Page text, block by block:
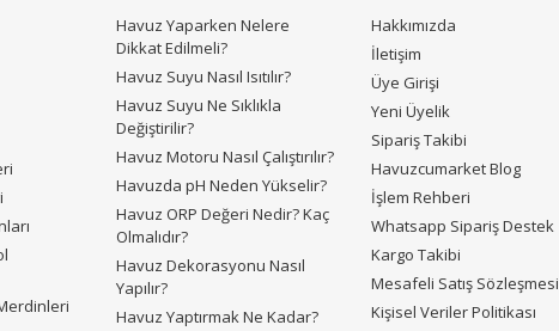
Havuz Yaparken Nelere
Dikkat Edilmeli?
Havuz Suyu Nasıl Isıtılır?
Havuz Suyu Ne Sıklıkla
Değiştirilir?
Havuz Motoru Nasıl Çalıştırılır?
Havuzda pH Neden Yükselir?
Havuz ORP Değeri Nedir? Kaç
Olmalıdır?
Havuz Dekorasyonu Nasıl
Yapılır?
Havuz Yaptırmak Ne Kadar?
Hakkımızda
İletişim
Üye Girişi
Yeni Üyelik
Sipariş Takibi
Havuzcumarket Blog
İşlem Rehberi
Whatsapp Sipariş Destek
Kargo Takibi
Mesafeli Satış Sözleşmesi
Kişisel Veriler Politikası